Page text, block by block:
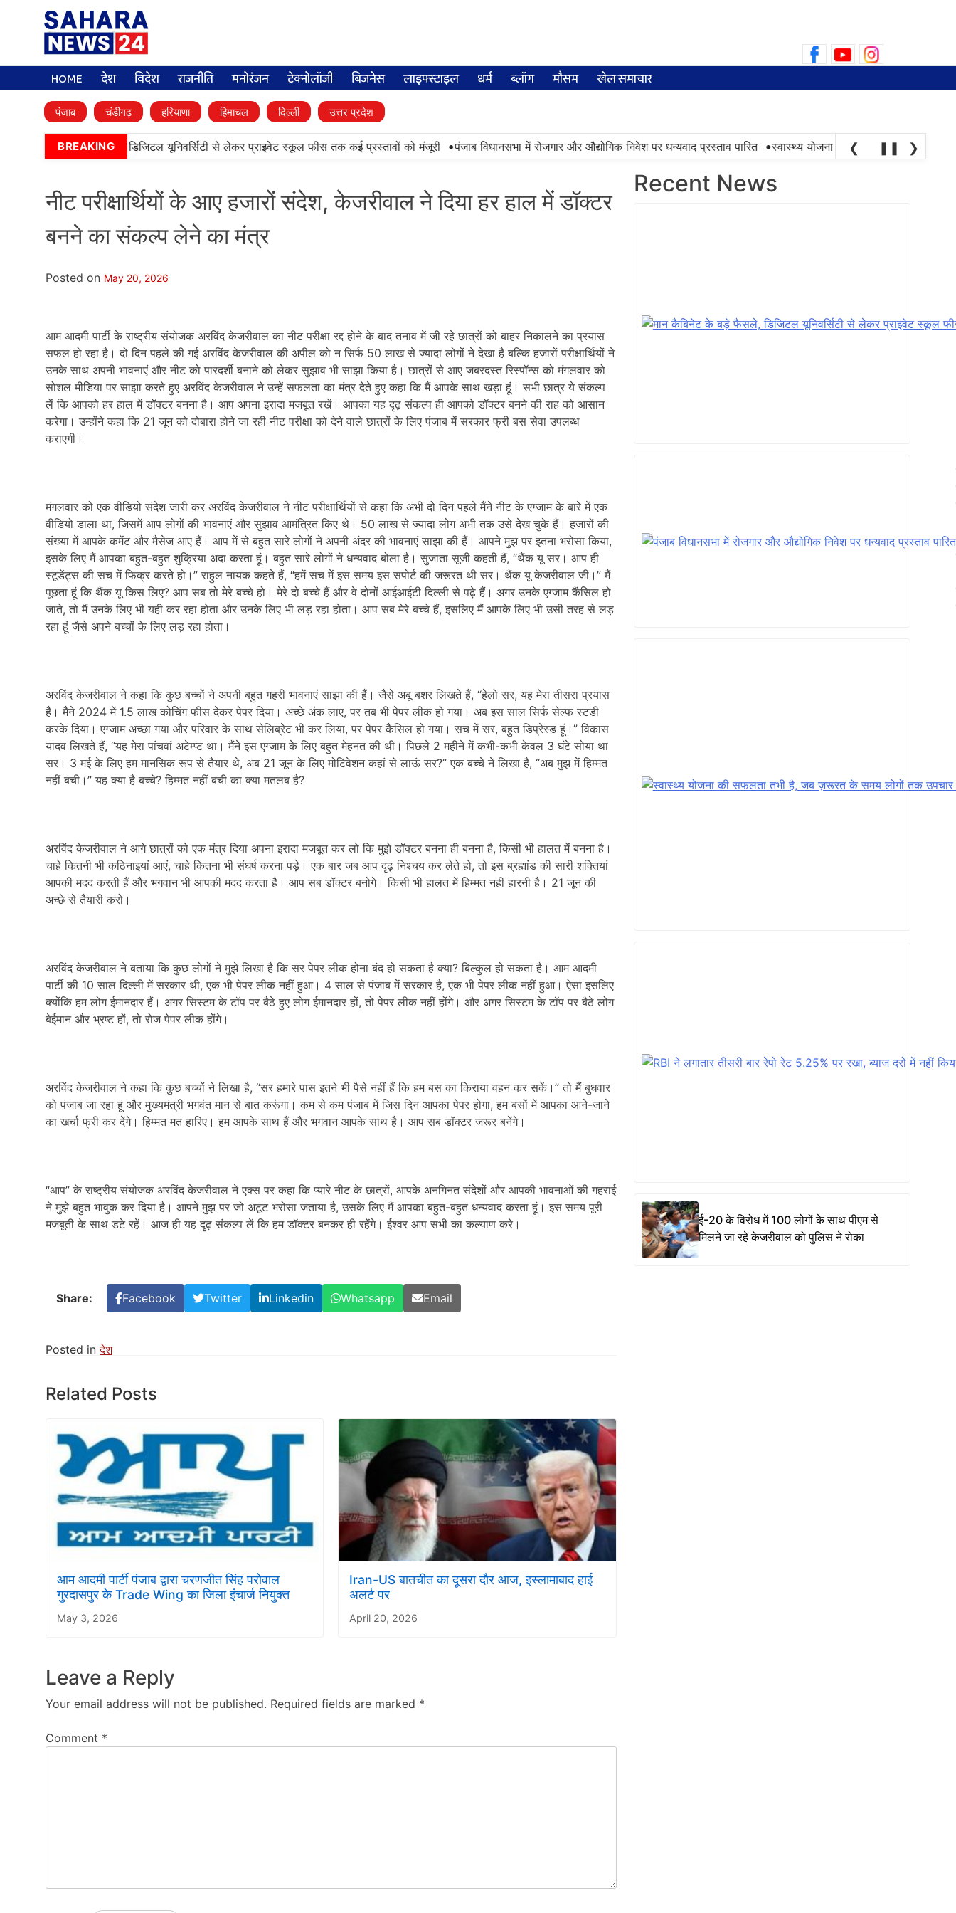
for:
HOME देश विदेश राजनीति मनोरंजन टेक्नोलॉजी बिजनेस लाइफ्स्टाइल धर्म ब्लॉग मौसम खेल समाचार
पंजाब चंडीगढ़ हरियाणा हिमाचल दिल्ली उत्तर प्रदेश
BREAKING
मान कैबिनेट के बड़े फैसले, डिजिटल यूनिवर्सिटी से लेकर प्राइवेट स्कूल फीस तक कई प्रस्तावों को मंजूरी •पंजाब विधानसभा में रोजगार और औद्योगिक निवेश पर धन्यवाद प्रस्ताव पारित •स्वास्थ्य योजना की सफलता तभी है, जब
❮ ❚❚ ❯
नीट परीक्षार्थियों के आए हजारों संदेश, केजरीवाल ने दिया हर हाल में डॉक्टर
बनने का संकल्प लेने का मंत्र
Posted on May 20, 2026
आम आदमी पार्टी के राष्ट्रीय संयोजक अरविंद केजरीवाल का नीट परीक्षा रद्द होने के बाद तनाव में जी रहे छात्रों को बाहर निकालने का प्रयास
सफल हो रहा है। दो दिन पहले की गई अरविंद केजरीवाल की अपील को न सिर्फ 50 लाख से ज्यादा लोगों ने देखा है बल्कि हजारों परीक्षार्थियों ने
उनके साथ अपनी भावनाएं और नीट को पारदर्शी बनाने को लेकर सुझाव भी साझा किया है। छात्रों से आए जबरदस्त रिस्पॉन्स को मंगलवार को
सोशल मीडिया पर साझा करते हुए अरविंद केजरीवाल ने उन्हें सफलता का मंत्र देते हुए कहा कि मैं आपके साथ खड़ा हूं। सभी छात्र ये संकल्प
लें कि आपको हर हाल में डॉक्टर बनना है। आप अपना इरादा मजबूत रखें। आपका यह दृढ़ संकल्प ही आपको डॉक्टर बनने की राह को आसान
करेगा। उन्होंने कहा कि 21 जून को दोबारा होने जा रही नीट परीक्षा को देने वाले छात्रों के लिए पंजाब में सरकार फ्री बस सेवा उपलब्ध
कराएगी।
मंगलवार को एक वीडियो संदेश जारी कर अरविंद केजरीवाल ने नीट परीक्षार्थियों से कहा कि अभी दो दिन पहले मैंने नीट के एग्जाम के बारे में एक
वीडियो डाला था, जिसमें आप लोगों की भावनाएं और सुझाव आमंत्रित किए थे। 50 लाख से ज्यादा लोग अभी तक उसे देख चुके हैं। हजारों की
संख्या में आपके कमेंट और मैसेज आए हैं। आप में से बहुत सारे लोगों ने अपनी अंदर की भावनाएं साझा की हैं। आपने मुझ पर इतना भरोसा किया,
इसके लिए मैं आपका बहुत-बहुत शुक्रिया अदा करता हूं। बहुत सारे लोगों ने धन्यवाद बोला है। सुजाता सूजी कहती हैं, “थैंक यू सर। आप ही
स्टूडेंट्स की सच में फिक्र करते हो।” राहुल नायक कहते हैं, “हमें सच में इस समय इस सपोर्ट की जरूरत थी सर। थैंक यू केजरीवाल जी।” मैं
पूछता हूं कि थैंक यू किस लिए? आप सब तो मेरे बच्चे हो। मेरे दो बच्चे हैं और वे दोनों आईआईटी दिल्ली से पढ़े हैं। अगर उनके एग्जाम कैंसिल हो
जाते, तो मैं उनके लिए भी यही कर रहा होता और उनके लिए भी लड़ रहा होता। आप सब मेरे बच्चे हैं, इसलिए मैं आपके लिए भी उसी तरह से लड़
रहा हूं जैसे अपने बच्चों के लिए लड़ रहा होता।
अरविंद केजरीवाल ने कहा कि कुछ बच्चों ने अपनी बहुत गहरी भावनाएं साझा की हैं। जैसे अबू बशर लिखते हैं, “हेलो सर, यह मेरा तीसरा प्रयास
है। मैंने 2024 में 1.5 लाख कोचिंग फीस देकर पेपर दिया। अच्छे अंक लाए, पर तब भी पेपर लीक हो गया। अब इस साल सिर्फ सेल्फ स्टडी
करके दिया। एग्जाम अच्छा गया और परिवार के साथ सेलिब्रेट भी कर लिया, पर पेपर कैंसिल हो गया। सच में सर, बहुत डिप्रेस्ड हूं।” विकास
यादव लिखते हैं, “यह मेरा पांचवां अटेम्प्ट था। मैंने इस एग्जाम के लिए बहुत मेहनत की थी। पिछले 2 महीने में कभी-कभी केवल 3 घंटे सोया था
सर। 3 मई के लिए हम मानसिक रूप से तैयार थे, अब 21 जून के लिए मोटिवेशन कहां से लाऊं सर?” एक बच्चे ने लिखा है, “अब मुझ में हिम्मत
नहीं बची।” यह क्या है बच्चे? हिम्मत नहीं बची का क्या मतलब है?
अरविंद केजरीवाल ने आगे छात्रों को एक मंत्र दिया अपना इरादा मजबूत कर लो कि मुझे डॉक्टर बनना ही बनना है, किसी भी हालत में बनना है।
चाहे कितनी भी कठिनाइयां आएं, चाहे कितना भी संघर्ष करना पड़े। एक बार जब आप दृढ़ निश्चय कर लेते हो, तो इस ब्रह्मांड की सारी शक्तियां
आपकी मदद करती हैं और भगवान भी आपकी मदद करता है। आप सब डॉक्टर बनोगे। किसी भी हालत में हिम्मत नहीं हारनी है। 21 जून की
अच्छे से तैयारी करो।
अरविंद केजरीवाल ने बताया कि कुछ लोगों ने मुझे लिखा है कि सर पेपर लीक होना बंद हो सकता है क्या? बिल्कुल हो सकता है। आम आदमी
पार्टी की 10 साल दिल्ली में सरकार थी, एक भी पेपर लीक नहीं हुआ। 4 साल से पंजाब में सरकार है, एक भी पेपर लीक नहीं हुआ। ऐसा इसलिए
क्योंकि हम लोग ईमानदार हैं। अगर सिस्टम के टॉप पर बैठे हुए लोग ईमानदार हों, तो पेपर लीक नहीं होंगे। और अगर सिस्टम के टॉप पर बैठे लोग
बेईमान और भ्रष्ट हों, तो रोज पेपर लीक होंगे।
अरविंद केजरीवाल ने कहा कि कुछ बच्चों ने लिखा है, “सर हमारे पास इतने भी पैसे नहीं हैं कि हम बस का किराया वहन कर सकें।” तो मैं बुधवार
को पंजाब जा रहा हूं और मुख्यमंत्री भगवंत मान से बात करूंगा। कम से कम पंजाब में जिस दिन आपका पेपर होगा, हम बसों में आपका आने-जाने
का खर्चा फ्री कर देंगे। हिम्मत मत हारिए। हम आपके साथ हैं और भगवान आपके साथ है। आप सब डॉक्टर जरूर बनेंगे।
“आप” के राष्ट्रीय संयोजक अरविंद केजरीवाल ने एक्स पर कहा कि प्यारे नीट के छात्रों, आपके अनगिनत संदेशों और आपकी भावनाओं की गहराई
ने मुझे बहुत भावुक कर दिया है। आपने मुझ पर जो अटूट भरोसा जताया है, उसके लिए मैं आपका बहुत-बहुत धन्यवाद करता हूं। इस समय पूरी
मजबूती के साथ डटे रहें। आज ही यह दृढ़ संकल्प लें कि हम डॉक्टर बनकर ही रहेंगे। ईश्वर आप सभी का कल्याण करे।
Share: Facebook Twitter Linkedin Whatsapp Email
Posted inदेश
Related Posts
आम आदमी पार्टी पंजाब द्वारा चरणजीत सिंह परोवाल
गुरदासपुर के Trade Wing का जिला इंचार्ज नियुक्त
May 3, 2026
Iran-US बातचीत का दूसरा दौर आज, इस्लामाबाद हाई
अलर्ट पर
April 20, 2026
Leave a Reply
Your email address will not be published. Required fields are marked *
Comment *
Recent News
ई-20 के विरोध में 100 लोगों के साथ पीएम से
मिलने जा रहे केजरीवाल को पुलिस ने रोका